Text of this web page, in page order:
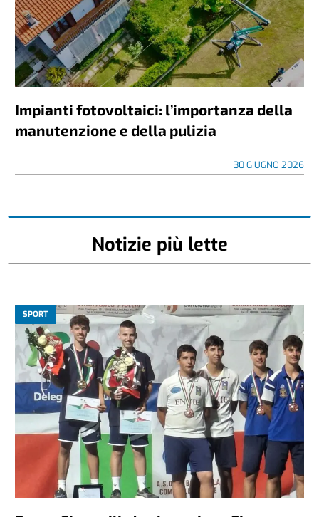
Impianti fotovoltaici: l’importanza della
manutenzione e della pulizia
30 GIUGNO 2026
Notizie più lette
SPORT